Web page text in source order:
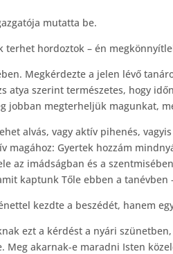
mutatta be.
hordoztok – én
Megkérdezte a jelen lévő
atya szerint természetes, hogy
jobban megterheljük magunkat,
alvás, vagy aktív pihenés,
magához: Gyertek hozzám
az imádságban és a
kaptunk Tőle ebben a tanévben
kezdte a beszédét, hanem
ezt a kérdést a nyári
akarnak-e maradni Isten